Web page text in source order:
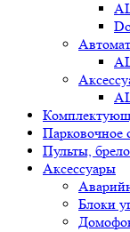
Парковочное
Пульты,
Аксессуары
Блоки